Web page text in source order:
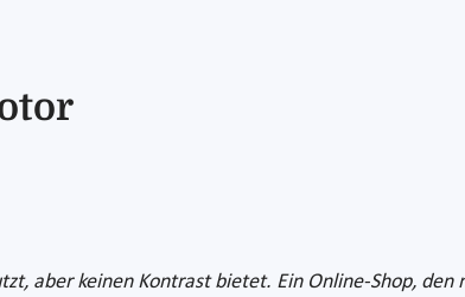
aber keinen Kontrast bietet. Ein Online-Shop, den